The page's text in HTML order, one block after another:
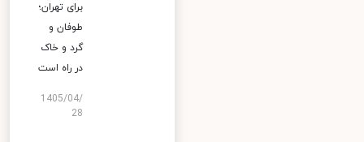
برای تهران؛
طوفان و
گرد و خاک
در راه است
1405/04/
28